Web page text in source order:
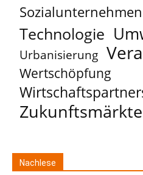
Sozialunternehmen
Technologie
Urbanisierung
Wertschöpfung
Zukunftsmärkte
Nachlese